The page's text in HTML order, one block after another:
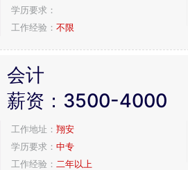
学历要求：
工作经验： 不限
会计
薪资： 3500-4000
工作地址： 翔安
学历要求： 中专
工作经验： 二年以上